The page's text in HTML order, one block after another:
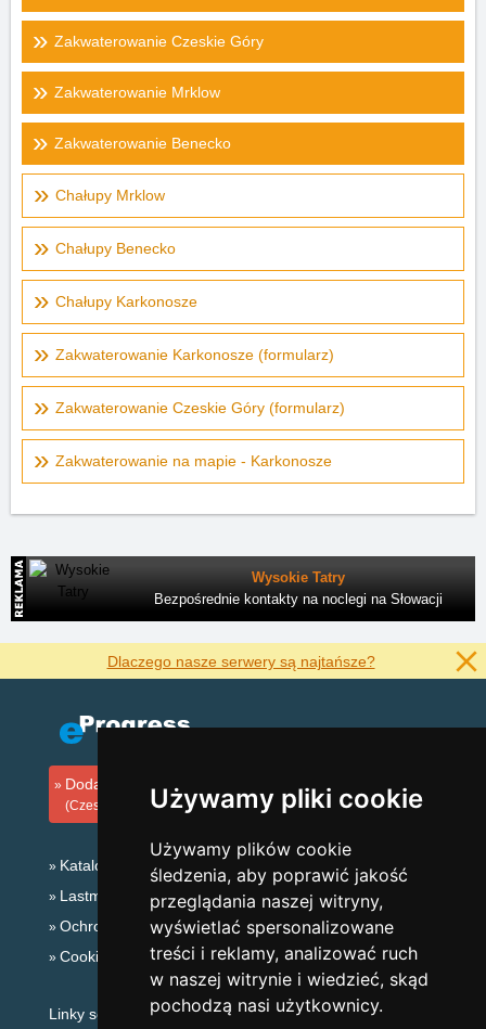
Używamy pliki cookie
Używamy plików cookie
śledzenia, aby poprawić jakość
przeglądania naszej witryny,
wyświetlać spersonalizowane
treści i reklamy, analizować ruch
w naszej witrynie i wiedzieć, skąd
pochodzą nasi użytkownicy.
Zakwaterowanie Czeskie Góry
Zakwaterowanie Mrklow
Zakwaterowanie Benecko
Chałupy Mrklow
Chałupy Benecko
Chałupy Karkonosze
Zakwaterowanie Karkonosze (formularz)
Zakwaterowanie Czeskie Góry (formularz)
Zakwaterowanie na mapie - Karkonosze
Wysokie Tatry
Bezpośrednie kontakty na noclegi na Słowacji
Dlaczego nasze serwery są najtańsze?
Dodaj zakwaterowanie
(Czeski)
Katalog zakwaterowania
Lastminute Karkonosze
Ochrona prywatności
Cookies
Linky sezonowe: